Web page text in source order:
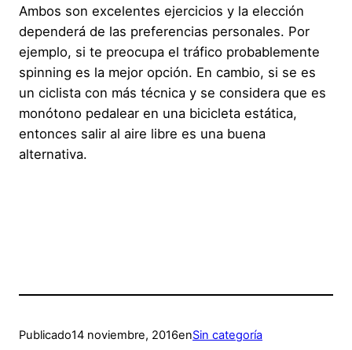
Ambos son excelentes ejercicios y la elección
dependerá de las preferencias personales. Por
ejemplo, si te preocupa el tráfico probablemente
spinning es la mejor opción. En cambio, si se es
un ciclista con más técnica y se considera que es
monótono pedalear en una bicicleta estática,
entonces salir al aire libre es una buena
alternativa.
Publicado14 noviembre, 2016enSin categoría